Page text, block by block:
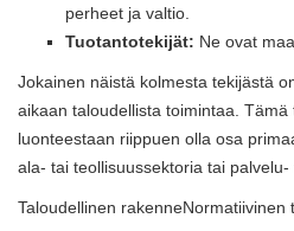
perheet ja valtio.
Tuotantotekijät: Ne ovat
Jokainen näistä kolmesta tekijästä
aikaan taloudellista toimintaa.
luonteestaan ​​riippuen olla osa
ala- tai teollisuussektoria tai palvelu-
Taloudellinen rakenneNormatiivinen